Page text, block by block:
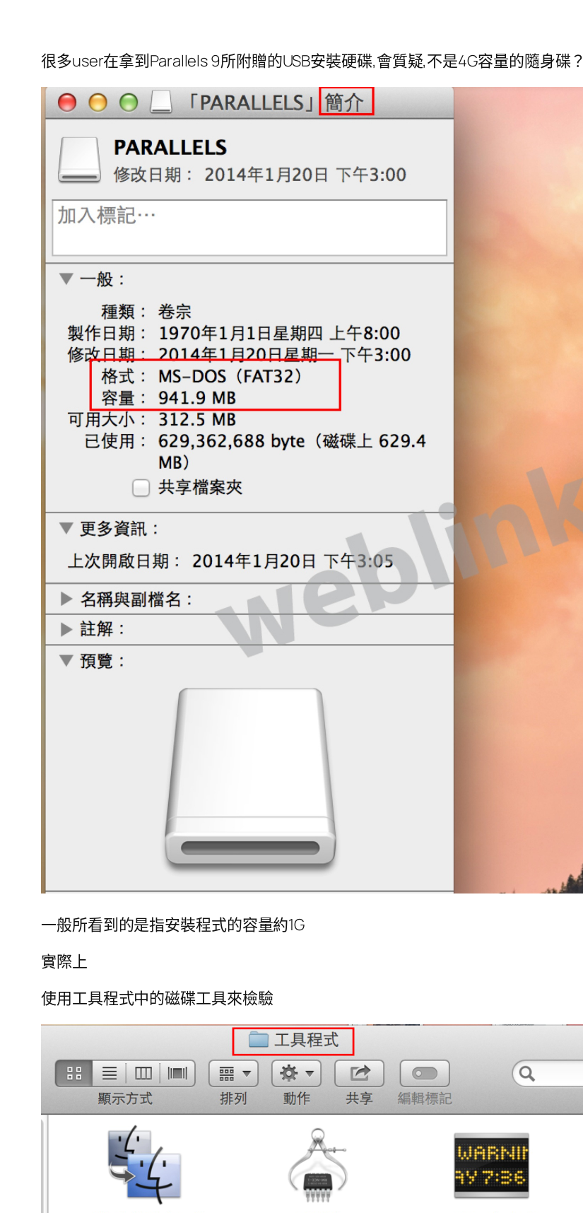
很多user在拿到Parallels 9所附贈的USB安裝硬碟,會質疑,不是4G容量的隨身碟？
一般所看到的是指安裝程式的容量約1G
實際上
使用工具程式中的磁碟工具來檢驗